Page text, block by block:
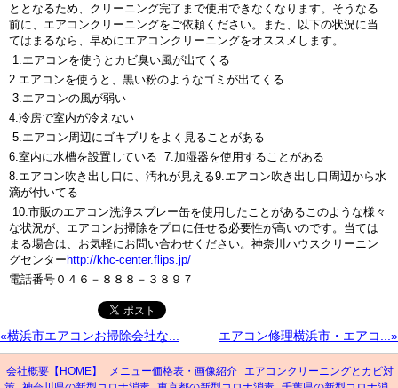
ととなるため、クリーニング完了まで使用できなくなります。そうなる
前に、エアコンクリーニングをご依頼ください。また、以下の状況に当
てはまるなら、早めにエアコンクリーニングをオススメします。
1.エアコンを使うとカビ臭い風が出てくる
2.エアコンを使うと、黒い粉のようなゴミが出てくる
3.エアコンの風が弱い
4.冷房で室内が冷えない
5.エアコン周辺にゴキブリをよく見ることがある
6.室内に水槽を設置している 7.加湿器を使用することがある
8.エアコン吹き出し口に、汚れが見える9.エアコン吹き出し口周辺から水
滴が付いてる
10.市販のエアコン洗浄スプレー缶を使用したことがあるこのような様々
な状況が、エアコンお掃除をプロに任せる必要性が高いのです。当ては
まる場合は、お気軽にお問い合わせください。神奈川ハウスクリーニン
グセンター http://khc-center.flips.jp/
電話番号０４６－８８８－３８９７
«横浜市エアコンお掃除会社な... エアコン修理横浜市・エアコ...»
会社概要【HOME】 メニュー価格表・画像紹介
エアコンクリーニングとカビ対